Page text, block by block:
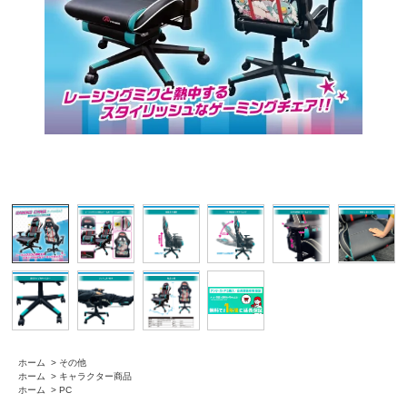
ホーム > その他
ホーム
> キャラクター商品
ホーム
> PC